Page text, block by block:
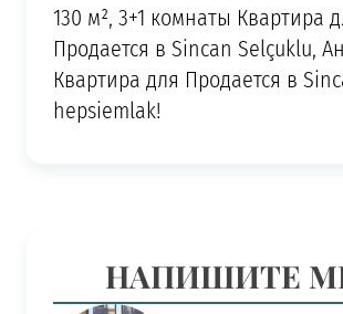
130 м², 3+1 комнаты Квартира
Продается в Sincan Selçuklu,
Квартира для Продается в
hepsiemlak!
НАПИШИТЕ